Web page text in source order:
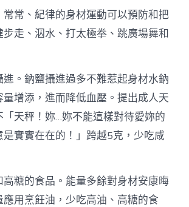
常常、紀律的身材運動可以預防和把
走、泅水、打太極拳、跳廣場舞和
進。鈉鹽攝進過多不難惹起身材水鈉
增添，進而降低血壓。提出成人天
「天秤！妳…妳不能這樣對待愛妳的
實實在在的！」跨越5克，少吃咸
高糖的食品。能量多餘對身材安康晦
用烹飪油，少吃高油、高糖的食